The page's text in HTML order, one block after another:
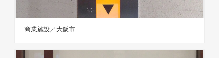
商業施設／大阪市